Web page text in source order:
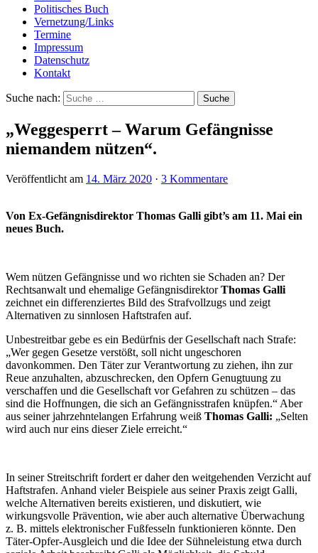
Politisches Buch
Vernetzung/Links
Termine
Impressum
Datenschutz
Kontakt
Suche nach:
„Weggesperrt – Warum Gefängnisse
niemandem nützen“.
Veröffentlicht am 14. März 2020 · 3 Kommentare
Von Ex-Gefängnisdirektor Thomas Galli gibt’s am 11. Mai ein
neues Buch.
Wem nützen Gefängnisse und wo richten sie Schaden an? Der
Rechtsanwalt und ehemalige GefängnisdirektorThomas Galli
zeichnet ein differenziertes Bild des Strafvollzugs und zeigt
Alternativen zu sinnlosen Haftstrafen auf.
Unbestreitbar gebe es ein Bedürfnis der Gesellschaft nach Strafe:
„Wer gegen Gesetze verstößt, soll nicht ungeschoren
davonkommen. Den Täter zur Verantwortung zu ziehen, ihn zur
Reue anzuhalten, abzuschrecken, den Opfern Genugtuung zu
verschaffen und die Gesellschaft vor Gefahren zu schützen – das
sind die Hoffnungen, die sich an Gefängnisstrafen knüpfen.“ Aber
aus seiner jahrzehntelangen Erfahrung weiß Thomas Galli: „Selten
wird auch nur eins dieser Ziele erreicht.“
In seiner Streitschrift fordert er daher den weitgehenden Verzicht auf
Haftstrafen. Anhand vieler Beispiele aus seiner Praxis zeigt Galli,
welche Alternativen bereits existieren, und diskutiert, wie
wirkungsvolle Prävention, wie aber auch alternative Überwachung
z. B. mittels elektronischer Fußfesseln funktionieren könnte. Den
Täter-Opfer-Ausgleich und die Idee der Sühneleistung etwa durch